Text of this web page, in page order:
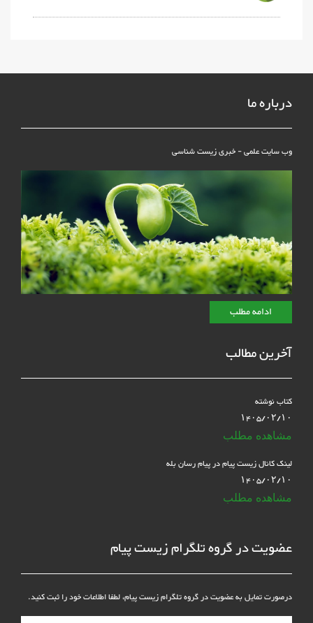
درباره ما
وب سایت علمی - خبری زیست شناسی
ادامه مطلب
آخرین مطالب
کتاب نوشته
۱۴۰۵/۰۲/۱۰
مشاهده مطلب
لینک کانال زیست پیام در پیام رسان بله
۱۴۰۵/۰۲/۱۰
مشاهده مطلب
عضویت در گروه تلگرام زیست پیام
درصورت تمایل به عضویت در گروه تلگرام زیست پیام، لطفا اطلاعات خود را ثبت کنید.